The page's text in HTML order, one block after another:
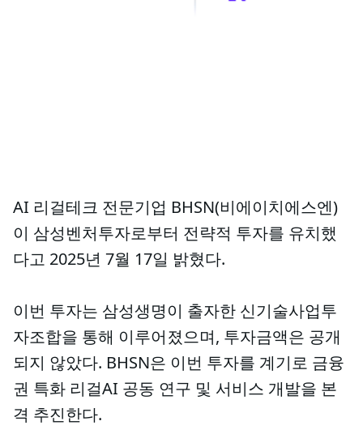
AI 리걸테크 전문기업 BHSN(비에이치에스엔)
이 삼성벤처투자로부터 전략적 투자를 유치했
다고 2025년 7월 17일 밝혔다.
이번 투자는 삼성생명이 출자한 신기술사업투
자조합을 통해 이루어졌으며, 투자금액은 공개
되지 않았다. BHSN은 이번 투자를 계기로 금융
권 특화 리걸AI 공동 연구 및 서비스 개발을 본
격 추진한다.